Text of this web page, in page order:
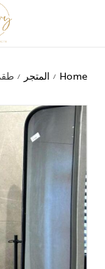
Home
/ المتجر / طقم قوار